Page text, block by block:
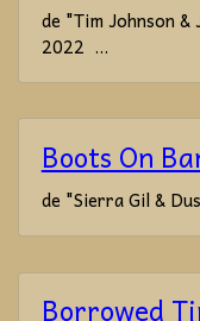
de "Tim Johnson
2022 ...
Boots On
de "Sierra Gil &
Borrowed